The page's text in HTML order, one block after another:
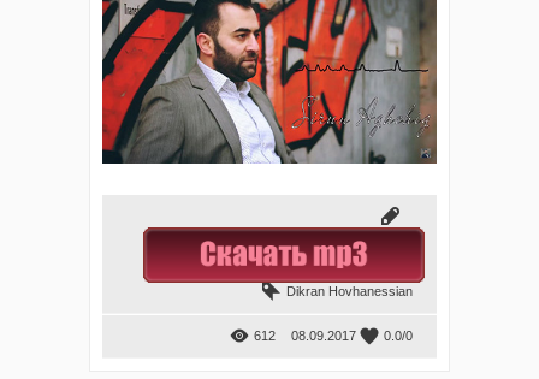
Dikran Hovhanessian
612 08.09.2017 0.0/0